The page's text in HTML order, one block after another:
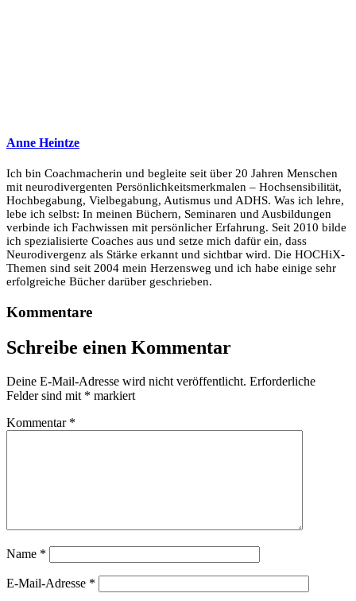
Anne Heintze
Ich bin Coachmacherin und begleite seit über 20 Jahren Menschen
mit neurodivergenten Persönlichkeitsmerkmalen – Hochsensibilität,
Hochbegabung, Vielbegabung, Autismus und ADHS. Was ich lehre,
lebe ich selbst: In meinen Büchern, Seminaren und Ausbildungen
verbinde ich Fachwissen mit persönlicher Erfahrung. Seit 2010 bilde
ich spezialisierte Coaches aus und setze mich dafür ein, dass
Neurodivergenz als Stärke erkannt und sichtbar wird. Die HOCHiX-
Themen sind seit 2004 mein Herzensweg und ich habe einige sehr
erfolgreiche Bücher darüber geschrieben.
Kommentare
Schreibe einen Kommentar
Deine E-Mail-Adresse wird nicht veröffentlicht. Erforderliche
Felder sind mit * markiert
Kommentar *
Name *
E-Mail-Adresse *